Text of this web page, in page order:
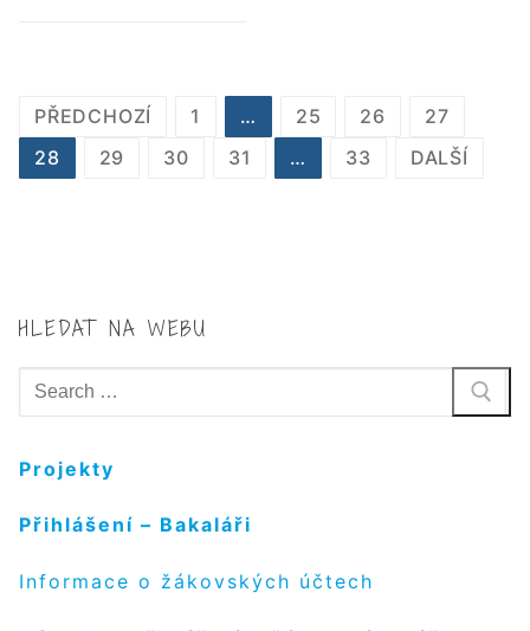
STRÁNKOVÁNÍ
PŘÍSPĚVKŮ
PŘEDCHOZÍ 1 … 25 26
27
28
29 30 31 … 33 DALŠÍ
HLEDAT NA WEBU
Hledat:
Projekty
Přihlášení – Bakaláři
Informace o žákovských účtech